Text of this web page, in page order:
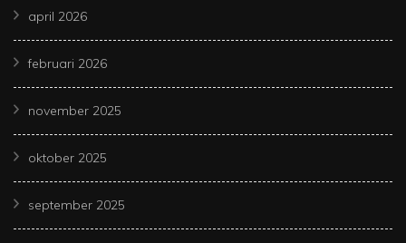
april 2026
februari 2026
november 2025
oktober 2025
september 2025